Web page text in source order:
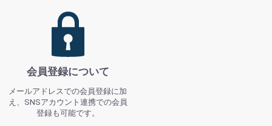
会員登録について
メールアドレスでの会員登録に加
え、SNSアカウント連携での会員
登録も可能です。